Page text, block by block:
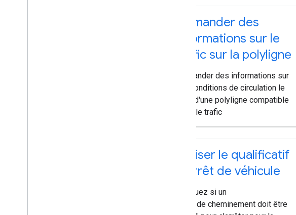
Demander des
informations sur le
trafic sur la polyligne
Demander des informations sur
les conditions de circulation le
long d'une polyligne compatible
avec le trafic
Utiliser le qualificatif
d'arrêt de véhicule
Indiquez si un
point de cheminement doit être